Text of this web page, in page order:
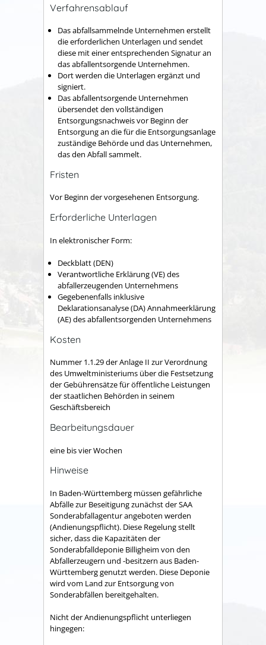
Verfahrensablauf
Das abfallsammelnde Unternehmen erstellt
die erforderlichen Unterlagen und sendet
diese mit einer entsprechenden Signatur an
das abfallentsorgende Unternehmen.
Dort werden die Unterlagen ergänzt und
signiert.
Das abfallentsorgende Unternehmen
übersendet den vollständigen
Entsorgungsnachweis vor Beginn der
Entsorgung an die für die Entsorgungsanlage
zuständige Behörde und das Unternehmen,
das den Abfall sammelt.
Fristen
Vor Beginn der vorgesehenen Entsorgung.
Erforderliche Unterlagen
In elektronischer Form:
Deckblatt (DEN)
Verantwortliche Erklärung (VE) des
abfallerzeugenden Unternehmens
Gegebenenfalls inklusive
Deklarationsanalyse (DA) Annahmeerklärung
(AE) des abfallentsorgenden Unternehmens
Kosten
Nummer 1.1.29 der Anlage II zur Verordnung
des Umweltministeriums über die Festsetzung
der Gebührensätze für öffentliche Leistungen
der staatlichen Behörden in seinem
Geschäftsbereich
Bearbeitungsdauer
eine bis vier Wochen
Hinweise
In Baden-Württemberg müssen gefährliche
Abfälle zur Beseitigungzunächst der SAA
Sonderabfallagentur angeboten werden
(Andienungspflicht). Diese Regelung stellt
sicher, dass die Kapazitäten der
Sonderabfalldeponie Billigheim von den
Abfallerzeugern und -besitzern aus Baden-
Württemberg genutzt werden. Diese Deponie
wird vom Land zur Entsorgung von
Sonderabfällen bereitgehalten.
Nicht der Andienungspflicht unterliegen
hingegen: